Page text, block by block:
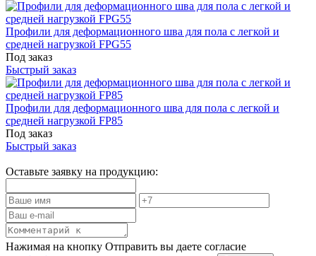
Профили для деформационного шва для пола с легкой и
средней нагрузкой FPG55
Под заказ
Быстрый заказ
Профили для деформационного шва для пола с легкой и
средней нагрузкой FP85
Под заказ
Быстрый заказ
Оставьте заявку на продукцию:
Нажимая на кнопку Отправить вы даете согласие